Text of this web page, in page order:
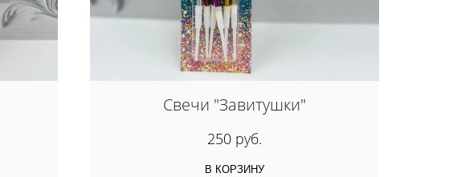
Свечи "Завитушки"
250 руб.
В КОРЗИНУ